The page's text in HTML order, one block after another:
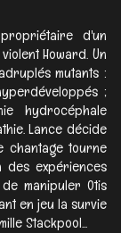
d'un
Howard. Un
mutants :
;
hydrocéphale
Lance décide
chantage tourne
des expériences
manipuler Otis
en jeu la survie
Stackpool...